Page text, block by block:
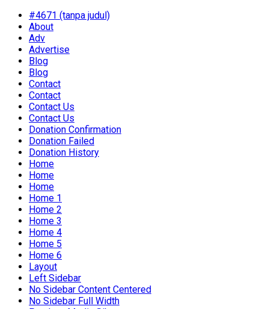
#4671 (tanpa judul)
About
Adv
Advertise
Blog
Blog
Contact
Contact
Contact Us
Contact Us
Donation Confirmation
Donation Failed
Donation History
Home
Home
Home
Home 1
Home 2
Home 3
Home 4
Home 5
Home 6
Layout
Left Sidebar
No Sidebar Content Centered
No Sidebar Full Width